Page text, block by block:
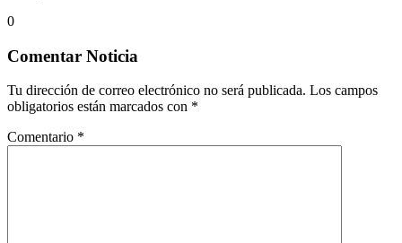
0
Comentar Noticia
Tu dirección de correo electrónico no será publicada. Los campos
obligatorios están marcados con *
Comentario *